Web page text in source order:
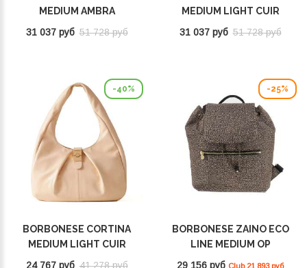
MEDIUM AMBRA
923934AL6Z64
31 037 руб 51 728 руб
MEDIUM LIGHT CUIR
923934455Y92
31 037 руб 51 728 руб
-40%
BORBONESE CORTINA
MEDIUM LIGHT CUIR
923938455Y92
24 767 руб 41 278 руб
-25%
BORBONESE ZAINO ECO
LINE MEDIUM OP
NATURALE/NERO
29 156 руб Club 21 893 руб